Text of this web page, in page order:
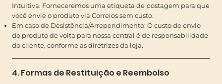
Intuitiva. Forneceremos uma etiqueta de postagem para que
você envie o produto via Correios sem custo.
Em caso de Desistência/Arrependimento: O custo de envio
do produto de volta para nossa central é de responsabilidade
do cliente, conforme as diretrizes da loja.
4. Formas de Restituição e Reembolso